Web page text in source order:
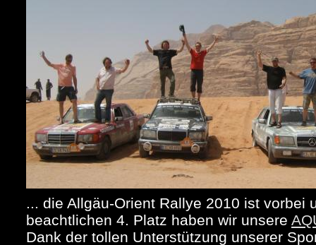
... die Allgäu-Orient Rallye 2010 ist vorbei
beachtlichen 4. Platz haben wir unsere
Dank der tollen Unterstützung unserer